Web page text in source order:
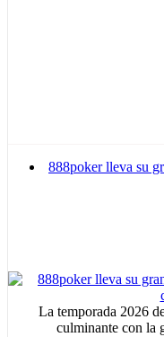
888poker lleva su
La temporada 2026
culminante con la